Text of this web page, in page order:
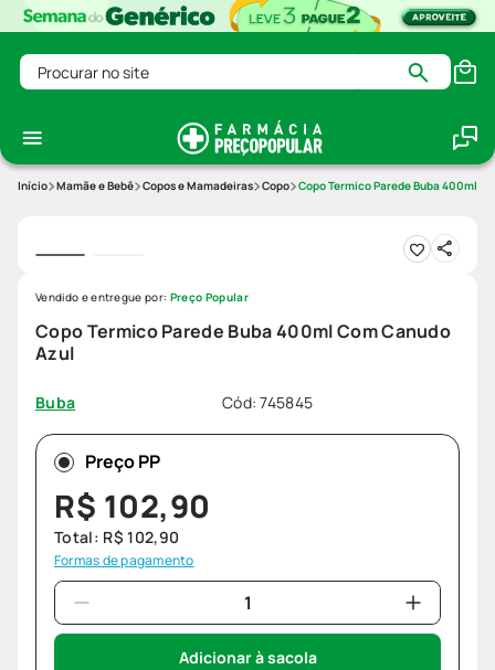
Procurar no site
Mamãe e Bebê Copos e Mamadeiras Copo Copo Termico Parede Buba 400ml
Copo Termico Parede Buba 400ml Com Canudo
Azul
Buba Cód:745845
Vendido e entregue por: Preço Popular
Preço PP
R$ 102,90
Total: R$ 102,90
Formas de pagamento
Adicionar à sacola